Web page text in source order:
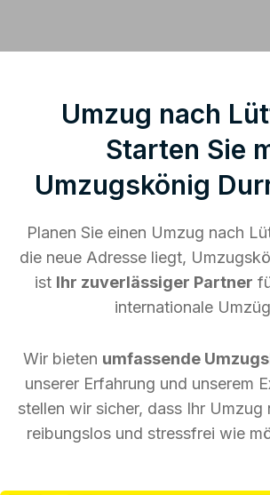
Umzug nach
Starten Sie
Umzugskönig
Planen Sie einen Umzug nach
die neue Adresse liegt,
ist Ihr zuverlässiger Partner
internationale
Wir bieten umfassende
unserer Erfahrung und unserem
stellen wir sicher, dass Ihr Umzug
reibungslos und stressfrei wie